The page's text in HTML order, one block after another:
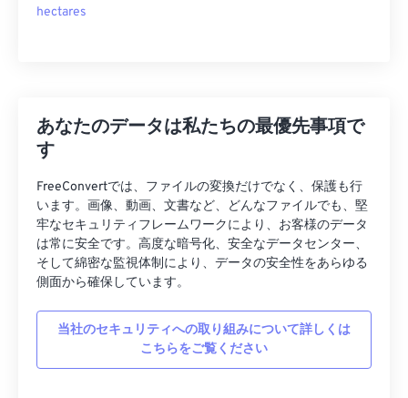
hectares
あなたのデータは私たちの最優先事項で
す
FreeConvertでは、ファイルの変換だけでなく、保護も行
います。画像、動画、文書など、どんなファイルでも、堅
牢なセキュリティフレームワークにより、お客様のデータ
は常に安全です。高度な暗号化、安全なデータセンター、
そして綿密な監視体制により、データの安全性をあらゆる
側面から確保しています。
当社のセキュリティへの取り組みについて詳しくは
こちらをご覧ください